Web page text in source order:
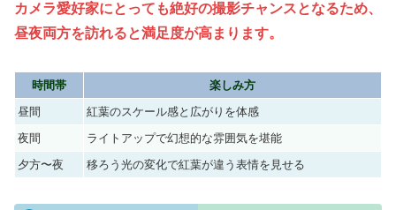
カメラ愛好家にとっても絶好の撮影チャンスとなるため、
昼夜両方を訪れると満足度が高まります。
時間帯
楽しみ方
昼間
紅葉のスケール感と広がりを体感
夜間
ライトアップで幻想的な雰囲気を堪能
夕方〜夜
移ろう光の変化で紅葉が違う表情を見せる